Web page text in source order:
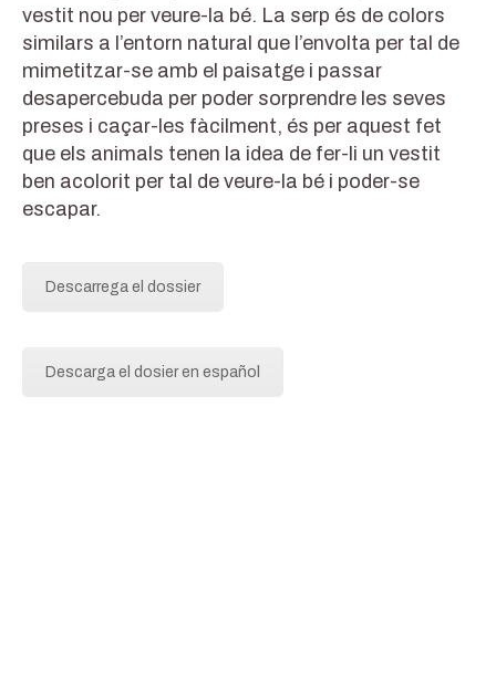
vestit nou per veure-la bé. La serp és de colors
similars a l’entorn natural que l’envolta per tal de
mimetitzar-se amb el paisatge i passar
desapercebuda per poder sorprendre les seves
preses i caçar-les fàcilment, és per aquest fet
que els animals tenen la idea de fer-li un vestit
ben acolorit per tal de veure-la bé i poder-se
escapar.
Descarrega el dossier
Descarga el dosier en español